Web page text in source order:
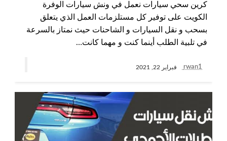
كرين سحي سيارات نعمل في ونش سيارات الوفرة
الكويت على توفير كل مستلزمات العمل الذي يتعلق
بسحب و نقل السيارات و الشاحنات حيث نمتاز بالسرعة
في تلبية الطلب أينما كنت و مهما كانت…
rwan1 فبراير 22, 2021